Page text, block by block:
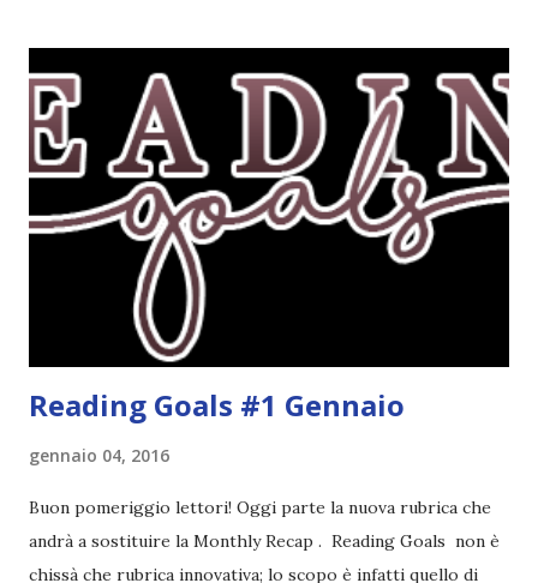
potete capire le mie aspettative! Innanzitutto, se la Gier o
la ce avesse deciso di pubblicare la trilogia in un unico libro,
probabilmente lo avrei apprezzato molto di più. Red è
molto introduttivo, nel senso che in trecento pagine non
succede un bel niente. E non ha nemmeno un finale ._.
finisce esattamente nel bel mezzo della storia (anzi, quale
"mezzo" della storia? Questa storia ha praticamente solo
l'inizio!). Stessa cosa con Blue , stessa...
Reading Goals #1 Gennaio
gennaio 04, 2016
Buon pomeriggio lettori! Oggi parte la nuova rubrica che
andrà a sostituire la Monthly Recap . Reading Goals non è
chissà che rubrica innovativa; lo scopo è infatti quello di